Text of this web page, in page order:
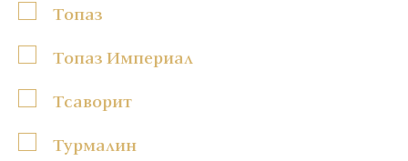
Топаз
Топаз Империал
Тсаворит
Турмалин